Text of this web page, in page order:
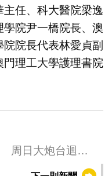
任、科大醫院梁逸
院尹一橋院長、澳
院長代表林愛貞副
理工大學護理書院
周日大炮台迴廊